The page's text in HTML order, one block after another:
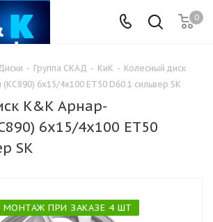
0
- Группа СКАД - КиК - Колесный диск
6x15/4x100 ET50 D60.1 сильвер SK
K&K Арнар-
6x15/4x100 ET50
SK
МОНТАЖ ПРИ ЗАКАЗЕ 4 ШТ